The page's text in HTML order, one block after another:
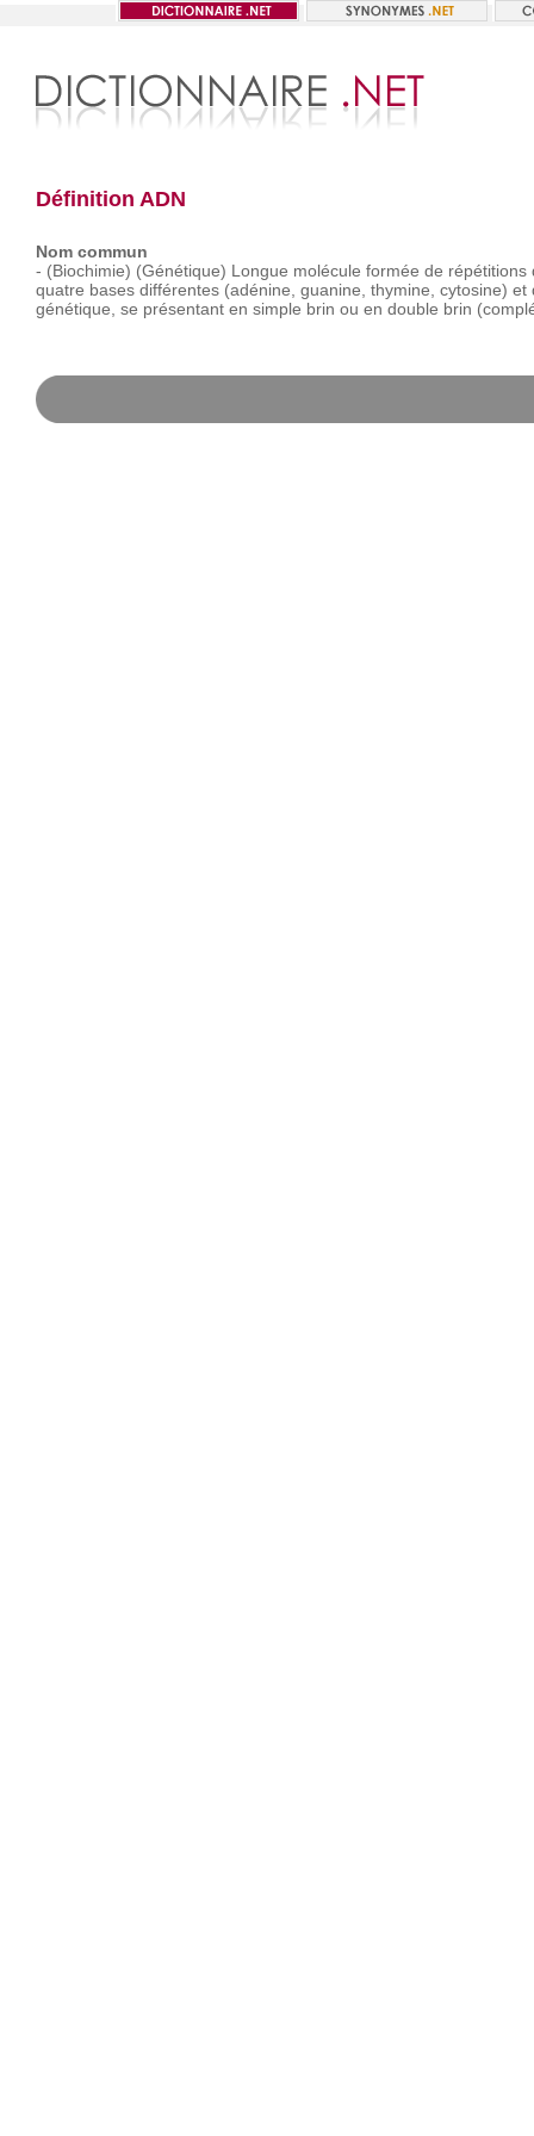
Définition ADN
Nom commun
- (Biochimie) (Génétique) Longue molécule formée de répétitions
quatre bases différentes (adénine, guanine, thymine, cytosine) et
génétique, se présentant en simple brin ou en double brin